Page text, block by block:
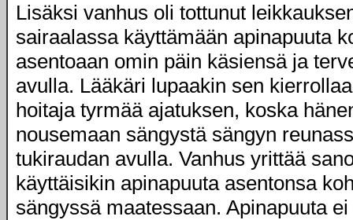
Lisäksi vanhus oli tottunut
sairaalassa käyttämään apinapuuta
asentoaan omin päin käsiensä ja
avulla. Lääkäri lupaakin sen
hoitaja tyrmää ajatuksen, koska
nousemaan sängystä sängyn
tukiraudan avulla. Vanhus yrittää
käyttäisikin apinapuuta asentonsa
sängyssä maatessaan. Apinapuuta